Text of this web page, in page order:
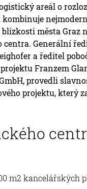
areál o
města Graz
Generální
a ředitel
Franzem
provedli
projektu, který
m2 kancelářských